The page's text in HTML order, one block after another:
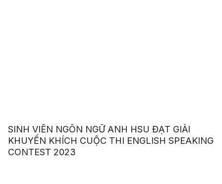
SINH VIÊN NGÔN NGỮ ANH HSU ĐẠT GIẢI
KHUYẾN KHÍCH CUỘC THI ENGLISH SPEAKING
CONTEST 2023